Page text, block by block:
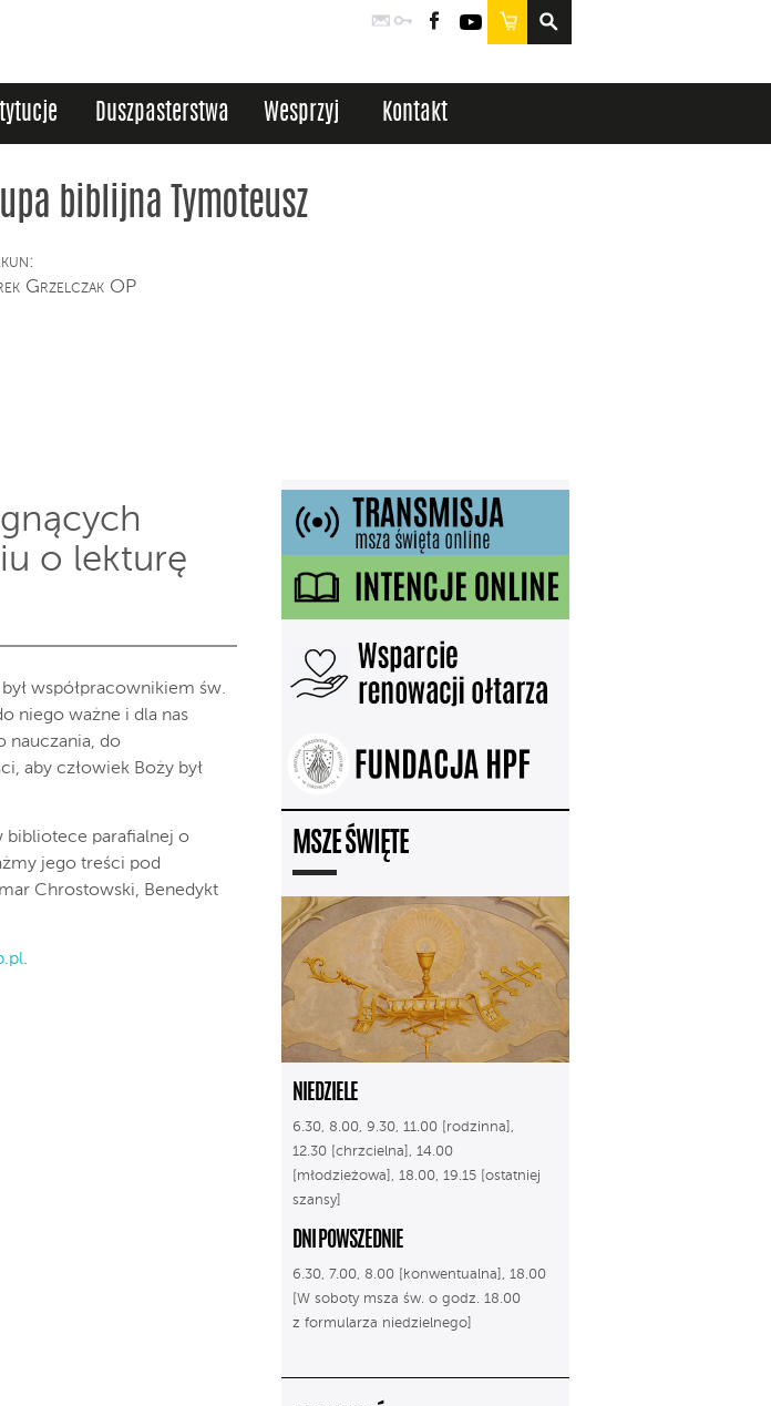
PocztaLogowanie
FacebookYouTube
Sklep
Duszpasterstwa Wesprzyj Kontakt
biblijna Tymoteusz
Grzelczak OP
o lekturę
współpracownikiem św.
niego ważne i dla nas
nauczania, do
aby człowiek Boży był
bibliotece parafialnej o
jego treści pod
Chrostowski, Benedykt
.
MSZE ŚWIĘTE
NIEDZIELE
6.30, 8.00, 9.30, 11.00 [rodzinna],
12.30 [chrzcielna], 14.00
[młodzieżowa], 18.00, 19.15 [ostatniej
szansy]
DNI POWSZEDNIE
6.30, 7.00, 8.00 [konwentualna], 18.00
[W soboty msza św. o godz. 18.00
z formularza niedzielnego]